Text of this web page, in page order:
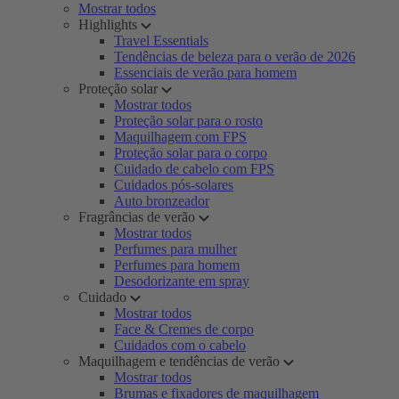
Mostrar todos
Highlights
Travel Essentials
Tendências de beleza para o verão de 2026
Essenciais de verão para homem
Proteção solar
Mostrar todos
Proteção solar para o rosto
Maquilhagem com FPS
Proteção solar para o corpo
Cuidado de cabelo com FPS
Cuidados pós-solares
Auto bronzeador
Fragrâncias de verão
Mostrar todos
Perfumes para mulher
Perfumes para homem
Desodorizante em spray
Cuidado
Mostrar todos
Face & Cremes de corpo
Cuidados com o cabelo
Maquilhagem e tendências de verão
Mostrar todos
Brumas e fixadores de maquilhagem